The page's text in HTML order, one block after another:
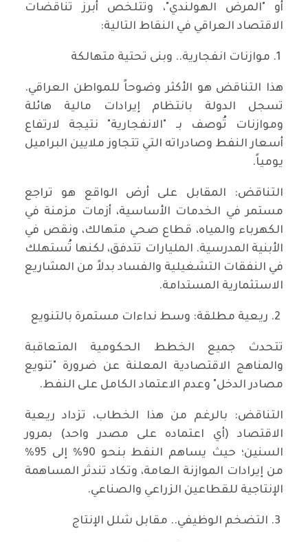
أو "المرض الهولندي"، وتتلخص أبرز تناقضات
الاقتصاد العراقي في النقاط التالية:
​هذا التناقض هو الأكثر وضوحاً للمواطن العراقي.
تسجل الدولة بانتظام إيرادات مالية هائلة
وموازنات تُوصف بـ "الانفجارية" نتيجة لارتفاع
أسعار النفط وصادراته التي تتجاوز ملايين البراميل
يومياً.
​التناقض: المقابل على أرض الواقع هو تراجع
مستمر في الخدمات الأساسية، أزمات مزمنة في
الكهرباء والمياه، قطاع صحي متهالك، ونقص في
الأبنية المدرسية. المليارات تتدفق، لكنها تُستهلك
في النفقات التشغيلية والفساد بدلاً من المشاريع
الاستثمارية المستدامة.
​تتحدث جميع الخطط الحكومية المتعاقبة
والمناهج الاقتصادية المعلنة عن ضرورة "تنويع
مصادر الدخل" وعدم الاعتماد الكامل على النفط.
​التناقض: بالرغم من هذا الخطاب، تزداد ريعية
الاقتصاد (أي اعتماده على مصدر واحد) بمرور
السنين؛ حيث يساهم النفط بنحو 90% إلى 95%
من إيرادات الموازنة العامة، وتكاد تندثر المساهمة
الإنتاجية للقطاعين الزراعي والصناعي.